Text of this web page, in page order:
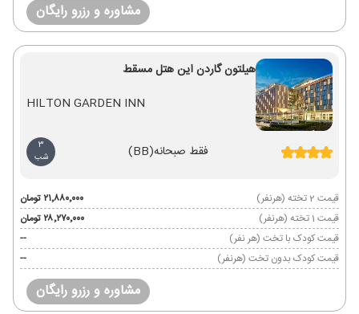
مشاوره و رزرو رایگان
هیلتون گاردن این هتل مسقط
HILTON GARDEN INN
فقط صبحانه(BB)
3
شب
قیمت 2 تخته (هرنفر)
۲۱٬۸۸۰٬۰۰۰ تومان
قیمت 1 تخته (هرنفر)
۲۸٬۲۷۰٬۰۰۰ تومان
قیمت کودک با تخت (هر نفر)
--
قیمت کودک بدون تخت (هرنفر)
--
مشاوره و رزرو رایگان